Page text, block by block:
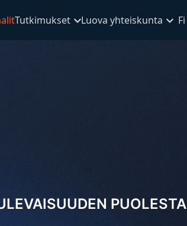
Tutkimukset Luova yhteiskunta Fi
PUOLESTA